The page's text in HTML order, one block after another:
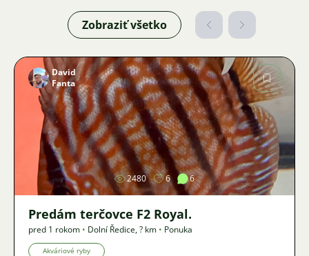
Zobraziť všetko
Obrázok
David
Fanta
2480 6 6
Predám terčovce F2 Royal.
pred 1 rokom • Dolní Ředice,? km • Ponuka
Akváriové ryby